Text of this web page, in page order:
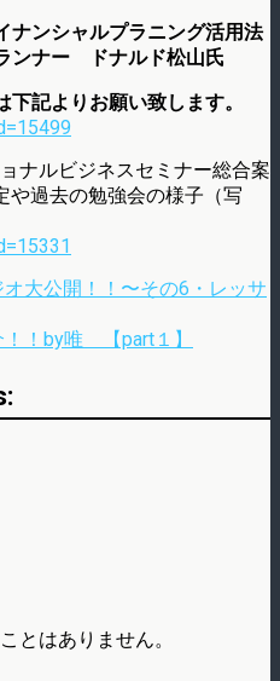
ナンシャルプラニング活用法
ンナー ドナルド松山氏
記よりお願い致します。
ナルビジネスセミナー総合案
や過去の勉強会の様子（写
大公開！！〜その6・レッサ
！by唯 【part１】
とはありません。